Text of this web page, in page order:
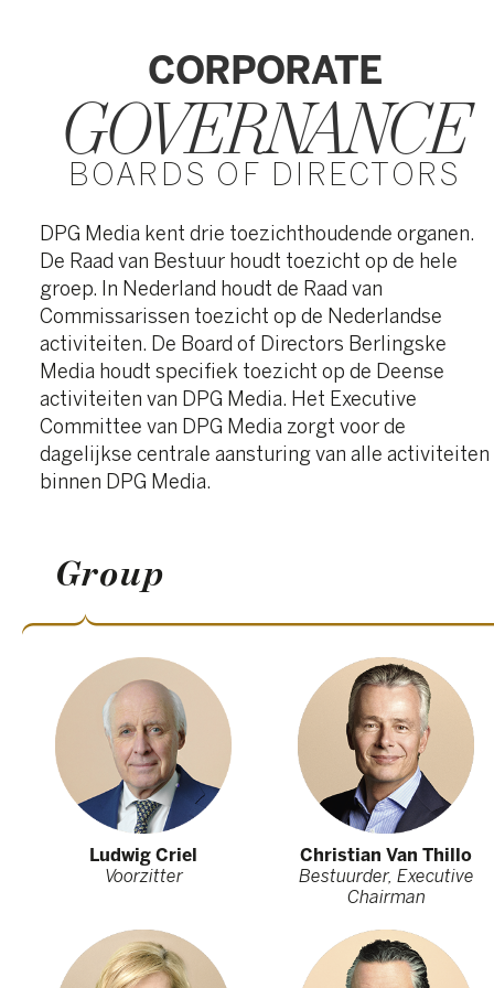
CORPORATE
GOVERNANCE
BOARDS OF DIRECTORS
DPG Media kent drie toezichthoudende organen.
De Raad van Bestuur houdt toezicht op de hele
groep. In Nederland houdt de Raad van
Commissarissen toezicht op de Nederlandse
activiteiten. De Board of Directors Berlingske
Media houdt specifiek toezicht op de Deense
activiteiten van DPG Media. Het Executive
Committee van DPG Media zorgt voor de
dagelijkse centrale aansturing van alle activiteiten
binnen DPG Media.
Group
Ludwig Criel
Voorzitter
Christian Van Thillo
Bestuurder, Executive
Chairman